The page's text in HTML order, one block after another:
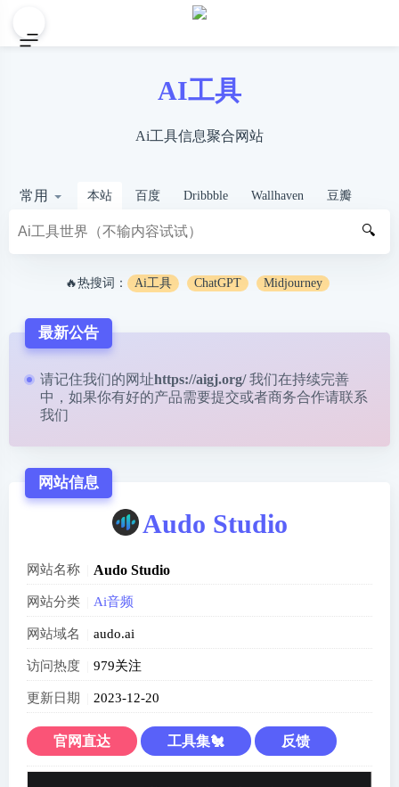
AI工具
Ai工具信息聚合网站
常用 本站 百度 Dribbble Wallhaven 豆瓣
🔍
🔥热搜词： Ai工具 ChatGPT Midjourney
最新公告
请记住我们的网址https://aigj.org/ 我们在持续完善
中，如果你有好的产品需要提交或者商务合作请联系
我们
网站信息
Audo Studio
网站名称 Audo Studio
网站分类 Ai音频
网站域名 audo.ai
访问热度 979关注
更新日期 2023-12-20
官网直达 工具集🐔 反馈